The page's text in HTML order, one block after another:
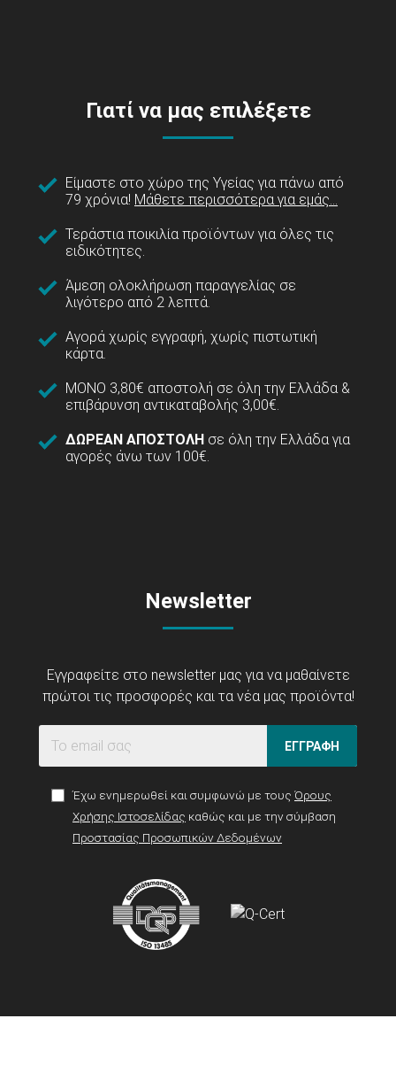
Γιατί να μας επιλέξετε
Είμαστε στο χώρο της Υγείας για πάνω από
79 χρόνια! Μάθετε περισσότερα για εμάς...
Τεράστια ποικιλία προϊόντων για όλες τις
ειδικότητες.
Άμεση ολοκλήρωση παραγγελίας σε
λιγότερο από 2 λεπτά.
Αγορά χωρίς εγγραφή, χωρίς πιστωτική
κάρτα.
ΜΟΝΟ 3,80€ αποστολή σε όλη την Ελλάδα &
επιβάρυνση αντικαταβολής 3,00€.
ΔΩΡΕΑΝ ΑΠΟΣΤΟΛΗ σε όλη την Ελλάδα για
αγορές άνω των 100€.
Newsletter
Εγγραφείτε στο newsletter μας για να μαθαίνετε
πρώτοι τις προσφορές και τα νέα μας προϊόντα!
ΕΓΓΡΑΦΗ
Έχω ενημερωθεί και συμφωνώ με τους Όρους
Χρήσης Ιστοσελίδας καθώς και με την σύμβαση
Προστασίας Προσωπικών Δεδομένων